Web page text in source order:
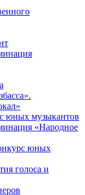
юных музыкантов
«Народное
юных
голоса и